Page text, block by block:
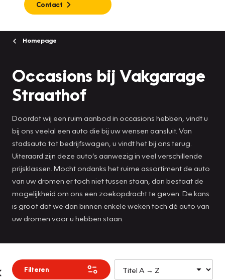
Contact
Homepage
Occasions bij Vakgarage
Straathof
Doordat wij een ruim aanbod in occasions hebben, vindt u
bij ons veelal een auto die bij uw wensen aansluit. Van
stadsauto tot bedrijfswagen, u vindt het bij ons terug.
Uiteraard zijn deze auto’s aanwezig in veel verschillende
prijsklassen. Mocht ondanks het ruime assortiment de auto
van uw dromen er toch niet tussen staan, dan bestaat de
mogelijkheid om ons een zoekopdracht te geven. De kans
is groot dat we dan binnen enkele weken toch dé auto van
uw dromen voor u hebben staan.
Filteren